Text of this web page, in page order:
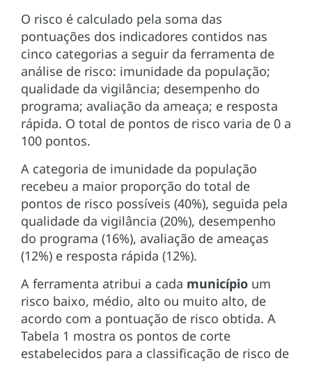
O risco é calculado pela soma das
pontuações dos indicadores contidos nas
cinco categorias a seguir da ferramenta de
análise de risco: imunidade da população;
qualidade da vigilância; desempenho do
programa; avaliação da ameaça; e resposta
rápida. O total de pontos de risco varia de 0 a
100 pontos.
A categoria de imunidade da população
recebeu a maior proporção do total de
pontos de risco possíveis (40%), seguida pela
qualidade da vigilância (20%), desempenho
do programa (16%), avaliação de ameaças
(12%) e resposta rápida (12%).
A ferramenta atribui a cada município um
risco baixo, médio, alto ou muito alto, de
acordo com a pontuação de risco obtida. A
Tabela 1 mostra os pontos de corte
estabelecidos para a classificação de risco de